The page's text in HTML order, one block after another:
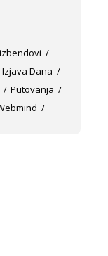
Izjava Dana
Putovanja